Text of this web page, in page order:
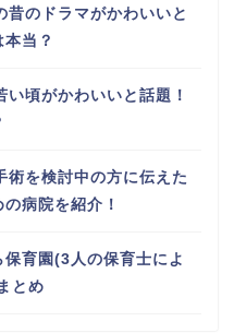
昔のドラマがかわいいと
当？
い頃がかわいいと話題！
術を検討中の方に伝えた
病院を紹介！
保育園(3人の保育士によ
とめ